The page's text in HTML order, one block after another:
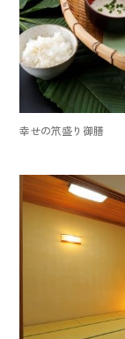
幸せの笊盛り御膳